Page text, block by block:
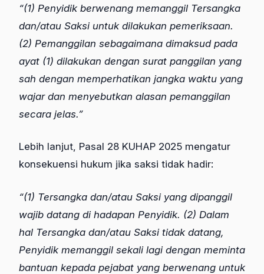
“(1) Penyidik berwenang memanggil Tersangka
dan/atau Saksi untuk dilakukan pemeriksaan.
(2) Pemanggilan sebagaimana dimaksud pada
ayat (1) dilakukan dengan surat panggilan yang
sah dengan memperhatikan jangka waktu yang
wajar dan menyebutkan alasan pemanggilan
secara jelas.”
Lebih lanjut, Pasal 28 KUHAP 2025 mengatur
konsekuensi hukum jika saksi tidak hadir:
“(1) Tersangka dan/atau Saksi yang dipanggil
wajib datang di hadapan Penyidik. (2) Dalam
hal Tersangka dan/atau Saksi tidak datang,
Penyidik memanggil sekali lagi dengan meminta
bantuan kepada pejabat yang berwenang untuk